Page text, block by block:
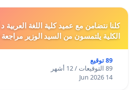
كلنا نتضامن مع عميد كلية اللغة
الكلية يلتمسون من السيد الوزير مراجعة
89 توقيع
89 التوقيعات / 12 أشهر
14 Jun 2026